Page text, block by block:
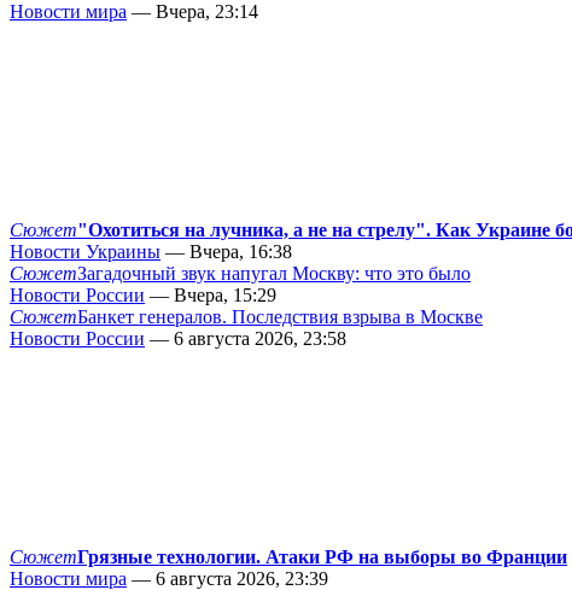
Новости мира — Вчера, 23:14
Сюжет"Охотиться на лучника, а не на стрелу". Как Украине
Новости Украины — Вчера, 16:38
СюжетЗагадочный звук напугал Москву: что это было
Новости России — Вчера, 15:29
СюжетБанкет генералов. Последствия взрыва в Москве
Новости России — 6 августа 2026, 23:58
СюжетГрязные технологии. Атаки РФ на выборы во Франции
Новости мира — 6 августа 2026, 23:39